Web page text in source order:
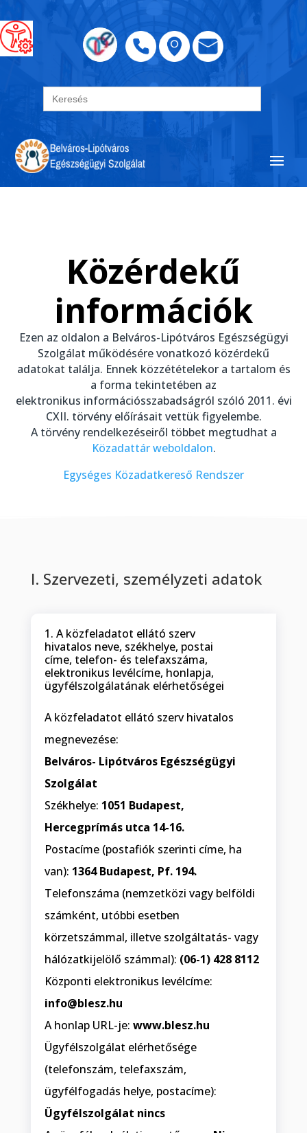
Search
for:
Közérdekű
információk
Ezen az oldalon a Belváros-Lipótváros Egészségügyi
Szolgálat működésére vonatkozó közérdekű
adatokat találja. Ennek közzétételekor a tartalom és
a forma tekintetében az
elektronikus információsszabadságról szóló 2011. évi
CXII. törvény előírásait vettük figyelembe.
A törvény rendelkezéseiről többet megtudhat a
Közadattár weboldalon.
Egységes Közadatkereső Rendszer
I. Szervezeti, személyzeti adatok
1. A közfeladatot ellátó szerv
hivatalos neve, székhelye, postai
címe, telefon- és telefaxszáma,
elektronikus levélcíme, honlapja,
ügyfélszolgálatának elérhetőségei
A közfeladatot ellátó szerv hivatalos
megnevezése:
Belváros- Lipótváros Egészségügyi
Szolgálat
Székhelye: 1051 Budapest,
Hercegprímás utca 14-16.
Postacíme (postafiók szerinti címe, ha
van): 1364 Budapest, Pf. 194.
Telefonszáma (nemzetközi vagy belföldi
számként, utóbbi esetben
körzetszámmal, illetve szolgáltatás- vagy
hálózatkijelölő számmal): (06-1) 428 8112
Központi elektronikus levélcíme:
info@blesz.hu
A honlap URL-je: www.blesz.hu
Ügyfélszolgálat elérhetősége
(telefonszám, telefaxszám,
ügyfélfogadás helye, postacíme):
Ügyfélszolgálat nincs